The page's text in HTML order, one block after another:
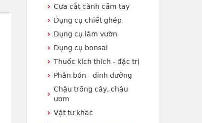
Cưa cắt cành cầm tay
Dụng cụ chiết ghép
Dụng cụ làm vườn
Dụng cụ bonsai
Thuốc kích thích - đặc trị
Phân bón - dinh dưỡng
Chậu trồng cây, chậu
ươm
Vật tư khác